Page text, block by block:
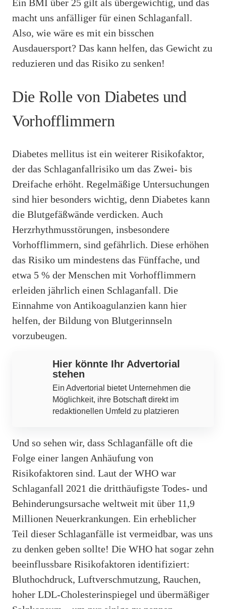
Ein BMI über 25 gilt als übergewichtig, und das
macht uns anfälliger für einen Schlaganfall.
Also, wie wäre es mit ein bisschen
Ausdauersport? Das kann helfen, das Gewicht zu
reduzieren und das Risiko zu senken!
Die Rolle von Diabetes und
Vorhofflimmern
Diabetes mellitus ist ein weiterer Risikofaktor,
der das Schlaganfallrisiko um das Zwei- bis
Dreifache erhöht. Regelmäßige Untersuchungen
sind hier besonders wichtig, denn Diabetes kann
die Blutgefäßwände verdicken. Auch
Herzrhythmusstörungen, insbesondere
Vorhofflimmern, sind gefährlich. Diese erhöhen
das Risiko um mindestens das Fünffache, und
etwa 5 % der Menschen mit Vorhofflimmern
erleiden jährlich einen Schlaganfall. Die
Einnahme von Antikoagulanzien kann hier
helfen, der Bildung von Blutgerinnseln
vorzubeugen.
Hier könnte Ihr Advertorial
stehen
Ein Advertorial bietet Unternehmen die
Möglichkeit, ihre Botschaft direkt im
redaktionellen Umfeld zu platzieren
Und so sehen wir, dass Schlaganfälle oft die
Folge einer langen Anhäufung von
Risikofaktoren sind. Laut der WHO war
Schlaganfall 2021 die dritthäufigste Todes- und
Behinderungsursache weltweit mit über 11,9
Millionen Neuerkrankungen. Ein erheblicher
Teil dieser Schlaganfälle ist vermeidbar, was uns
zu denken geben sollte! Die WHO hat sogar zehn
beeinflussbare Risikofaktoren identifiziert:
Bluthochdruck, Luftverschmutzung, Rauchen,
hoher LDL-Cholesterinspiegel und übermäßiger